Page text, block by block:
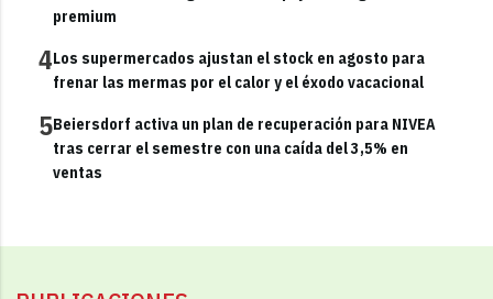
premium
4Los supermercados ajustan el stock en agosto para
frenar las mermas por el calor y el éxodo vacacional
5Beiersdorf activa un plan de recuperación para NIVEA
tras cerrar el semestre con una caída del 3,5% en
ventas